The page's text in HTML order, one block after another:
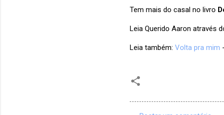
Tem mais do casal no livro
Leia Querido Aaron através
Leia também: Volta pra mim -